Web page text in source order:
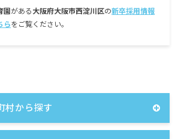
園がある 大阪府大阪市西淀川区の新卒採用情報
らをご覧ください。
村から探す